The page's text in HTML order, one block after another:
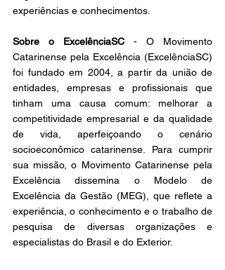
experiências e conhecimentos.
Sobre o ExcelênciaSC - O Movimento
Catarinense pela Excelência (ExcelênciaSC)
foi fundado em 2004, a partir da união de
entidades, empresas e profissionais que
tinham uma causa comum: melhorar a
competitividade empresarial e da qualidade
de vida, aperfeiçoando o cenário
socioeconômico catarinense. Para cumprir
sua missão, o Movimento Catarinense pela
Excelência dissemina o Modelo de
Excelência da Gestão (MEG), que reflete a
experiência, o conhecimento e o trabalho de
pesquisa de diversas organizações e
especialistas do Brasil e do Exterior.